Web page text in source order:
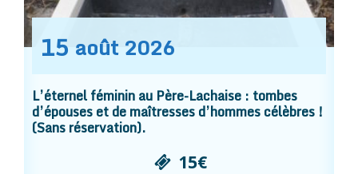
15 août 2026
L’éternel féminin au Père-Lachaise : tombes
d’épouses et de maîtresses d’hommes célèbres !
(Sans réservation).
15€